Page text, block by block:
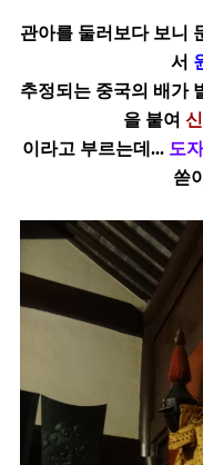
관아를 둘러보다 보니
서
추정되는 중국의 배가
을 붙여
이라고 부르는데... 도
쏟